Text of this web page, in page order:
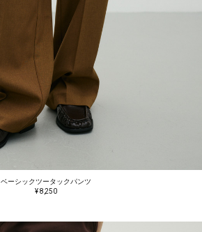
ベーシックツータックパンツ
¥ 8,250